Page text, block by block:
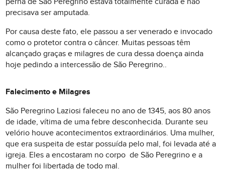
precisava ser amputada.
Por causa deste fato, ele passou a ser venerado e invocado
como o protetor contra o câncer. Muitas pessoas têm
alcançado graças e milagres de cura dessa doença ainda
hoje pedindo a intercessão de São Peregrino..
Falecimento e Milagres
São Peregrino Laziosi faleceu no ano de 1345, aos 80 anos
de idade, vítima de uma febre desconhecida. Durante seu
velório houve acontecimentos extraordinários. Uma mulher,
que era suspeita de estar possuída pelo mal, foi levada até a
igreja. Eles a encostaram no corpo de São Peregrino e a
mulher foi libertada de todo mal.